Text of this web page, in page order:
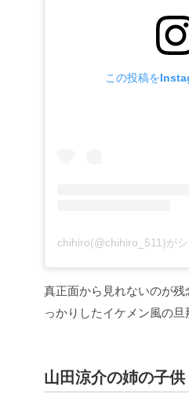
この投稿を
chihiro(@chihiro_511)が
真正面から見れないのが
っかりしたイケメン風の旦
山田涼介の姉の子供